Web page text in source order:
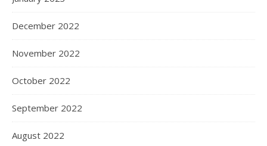
December 2022
November 2022
October 2022
September 2022
August 2022